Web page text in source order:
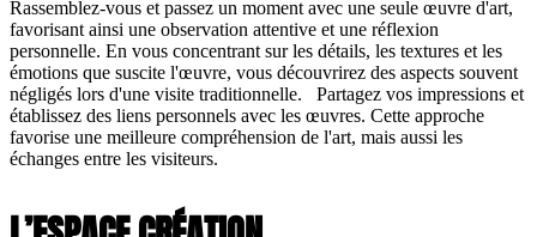
Rassemblez-vous et passez un moment avec une seule œuvre d'art,
favorisant ainsi une observation attentive et une réflexion
personnelle. En vous concentrant sur les détails, les textures et les
émotions que suscite l'œuvre, vous découvrirez des aspects souvent
négligés lors d'une visite traditionnelle. Partagez vos impressions et
établissez des liens personnels avec les œuvres. Cette approche
favorise une meilleure compréhension de l'art, mais aussi les
échanges entre les visiteurs.